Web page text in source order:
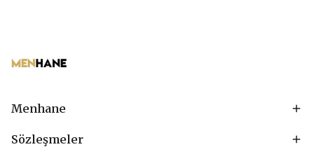
Menhane
Sözleşmeler